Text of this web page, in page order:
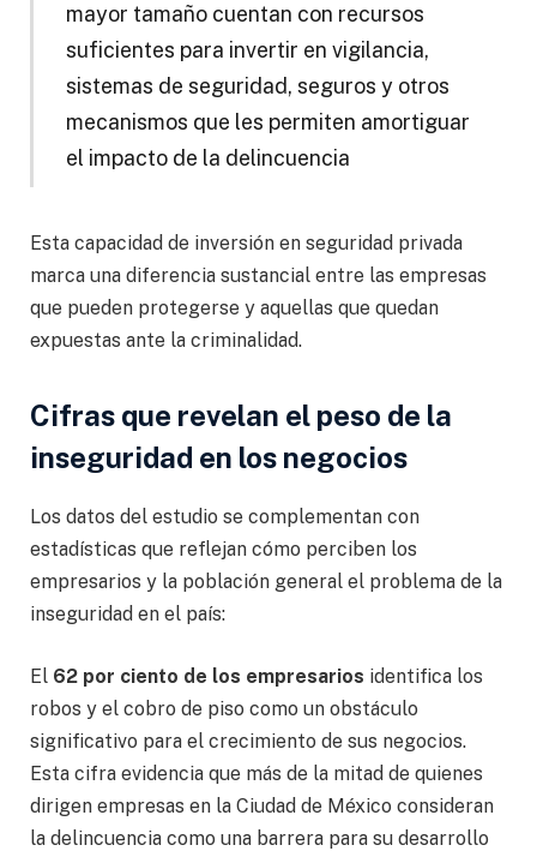
mayor tamaño cuentan con recursos
suficientes para invertir en vigilancia,
sistemas de seguridad, seguros y otros
mecanismos que les permiten amortiguar
el impacto de la delincuencia
Esta capacidad de inversión en seguridad privada
marca una diferencia sustancial entre las empresas
que pueden protegerse y aquellas que quedan
expuestas ante la criminalidad.
Cifras que revelan el peso de la
inseguridad en los negocios
Los datos del estudio se complementan con
estadísticas que reflejan cómo perciben los
empresarios y la población general el problema de la
inseguridad en el país:
El 62 por ciento de los empresarios identifica los
robos y el cobro de piso como un obstáculo
significativo para el crecimiento de sus negocios.
Esta cifra evidencia que más de la mitad de quienes
dirigen empresas en la Ciudad de México consideran
la delincuencia como una barrera para su desarrollo